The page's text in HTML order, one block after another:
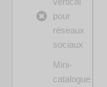
pour
réseaux
sociaux
Mini-
catalogue